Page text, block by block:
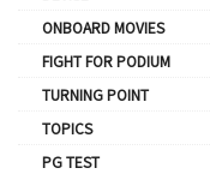
ONBOARD MOVIES
FIGHT FOR PODIUM
TURNING POINT
TOPICS
PG TEST